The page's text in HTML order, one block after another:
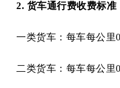
2. 货车通行费收费标准
一类货车：每车每公里
二类货车：每车每公里